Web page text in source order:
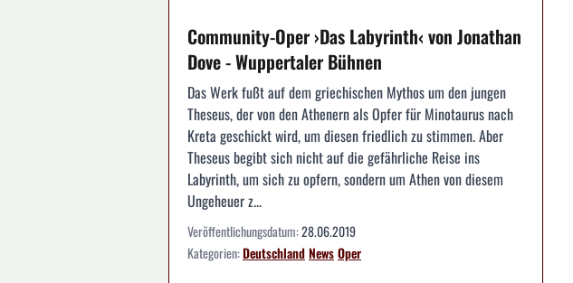
Community-Oper ›Das Labyrinth‹ von Jonathan
Dove - Wuppertaler Bühnen
Das Werk fußt auf dem griechischen Mythos um den jungen
Theseus, der von den Athenern als Opfer für Minotaurus nach
Kreta geschickt wird, um diesen friedlich zu stimmen. Aber
Theseus begibt sich nicht auf die gefährliche Reise ins
Labyrinth, um sich zu opfern, sondern um Athen von diesem
Ungeheuer z...
Veröffentlichungsdatum:28.06.2019
Kategorien:DeutschlandNewsOper